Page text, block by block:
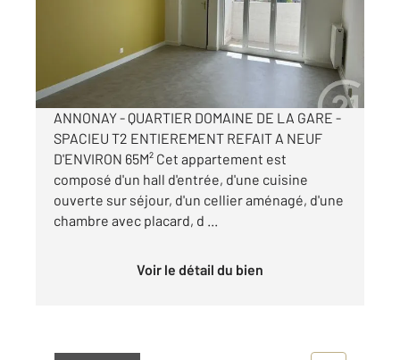
Appartement T2 à louer
595 €
par mois charges comprises
ANNONAY - QUARTIER DOMAINE DE LA GARE -
SPACIEU T2 ENTIEREMENT REFAIT A NEUF
D'ENVIRON 65M² Cet appartement est
composé d'un hall d'entrée, d'une cuisine
ouverte sur séjour, d'un cellier aménagé, d'une
chambre avec placard, d ...
Voir le détail du bien